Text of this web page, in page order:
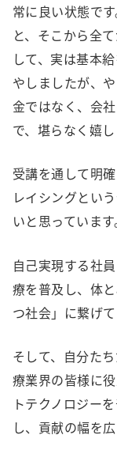
常に良い状態で
と、そこから全
して、実は基本
やしましたが、
金ではなく、会
で、堪らなく嬉し
受講を通して明
レイシングとい
いと思っています
自己実現する社
療を普及し、体
つ社会」に繋げて
そして、自分た
療業界の皆様に
トテクノロジー
し、貢献の幅を